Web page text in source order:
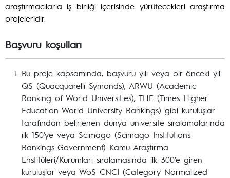
araştırmacılarla iş birliği içerisinde yürütecekleri araştırma
projeleridir.
Başvuru koşulları
Bu proje kapsamında, başvuru yılı veya bir önceki yıl
QS (Quacquarelli Symonds), ARWU (Academic
Ranking of World Universities), THE (Times Higher
Education World University Rankings) gibi kuruluşlar
tarafından belirlenen dünya üniversite sıralamalarında
ilk 150’ye veya Scimago (Scimago Institutions
Rankings-Government) Kamu Araştırma
Enstitüleri/Kurumları sıralamasında ilk 300’e giren
kuruluşlar veya WoS CNCI (Category Normalized